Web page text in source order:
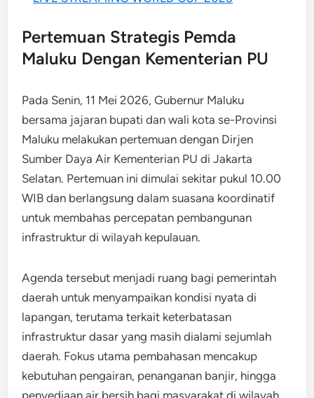
Pertemuan Strategis Pemda
Maluku Dengan Kementerian PU
Pada Senin, 11 Mei 2026, Gubernur Maluku
bersama jajaran bupati dan wali kota se-Provinsi
Maluku melakukan pertemuan dengan Dirjen
Sumber Daya Air Kementerian PU di Jakarta
Selatan. Pertemuan ini dimulai sekitar pukul 10.00
WIB dan berlangsung dalam suasana koordinatif
untuk membahas percepatan pembangunan
infrastruktur di wilayah kepulauan.
Agenda tersebut menjadi ruang bagi pemerintah
daerah untuk menyampaikan kondisi nyata di
lapangan, terutama terkait keterbatasan
infrastruktur dasar yang masih dialami sejumlah
daerah. Fokus utama pembahasan mencakup
kebutuhan pengairan, penanganan banjir, hingga
penyediaan air bersih bagi masyarakat di wilayah